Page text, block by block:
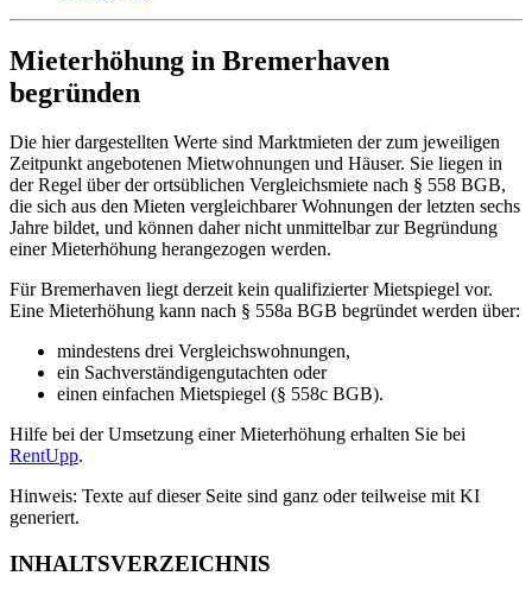
Mieterhöhung in Bremerhaven
begründen
Die hier dargestellten Werte sind Marktmieten der zum jeweiligen
Zeitpunkt angebotenen Mietwohnungen und Häuser. Sie liegen in
der Regel über der ortsüblichen Vergleichsmiete nach § 558 BGB,
die sich aus den Mieten vergleichbarer Wohnungen der letzten sechs
Jahre bildet, und können daher nicht unmittelbar zur Begründung
einer Mieterhöhung herangezogen werden.
Für Bremerhaven liegt derzeit kein qualifizierter Mietspiegel vor.
Eine Mieterhöhung kann nach § 558a BGB begründet werden über:
mindestens drei Vergleichswohnungen,
ein Sachverständigengutachten oder
einen einfachen Mietspiegel (§ 558c BGB).
Hilfe bei der Umsetzung einer Mieterhöhung erhalten Sie bei
RentUpp.
Hinweis: Texte auf dieser Seite sind ganz oder teilweise mit KI
generiert.
INHALTSVERZEICHNIS